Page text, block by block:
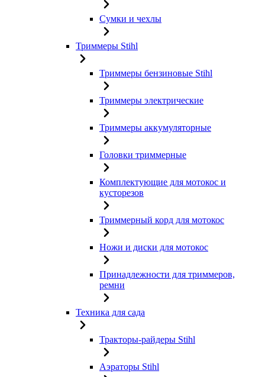
Сумки и чехлы
Триммеры Stihl
Триммеры бензиновые Stihl
Триммеры электрические
Триммеры аккумуляторные
Головки триммерные
Комплектующие для мотокос и
кусторезов
Триммерный корд для мотокос
Ножи и диски для мотокос
Принадлежности для триммеров,
ремни
Техника для сада
Тракторы-райдеры Stihl
Аэраторы Stihl